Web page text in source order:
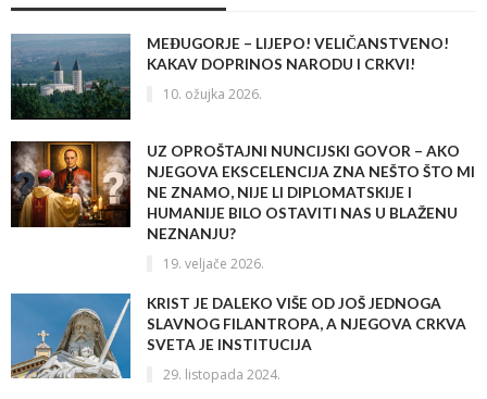
MEĐUGORJE – LIJEPO! VELIČANSTVENO!
KAKAV DOPRINOS NARODU I CRKVI!
10. ožujka 2026.
UZ OPROŠTAJNI NUNCIJSKI GOVOR – AKO
NJEGOVA EKSCELENCIJA ZNA NEŠTO ŠTO MI
NE ZNAMO, NIJE LI DIPLOMATSKIJE I
HUMANIJE BILO OSTAVITI NAS U BLAŽENU
NEZNANJU?
19. veljače 2026.
KRIST JE DALEKO VIŠE OD JOŠ JEDNOGA
SLAVNOG FILANTROPA, A NJEGOVA CRKVA
SVETA JE INSTITUCIJA
29. listopada 2024.